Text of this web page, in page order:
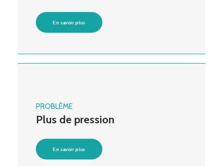
En savoir plus
PROBLÈME
Plus de pression
En savoir plus